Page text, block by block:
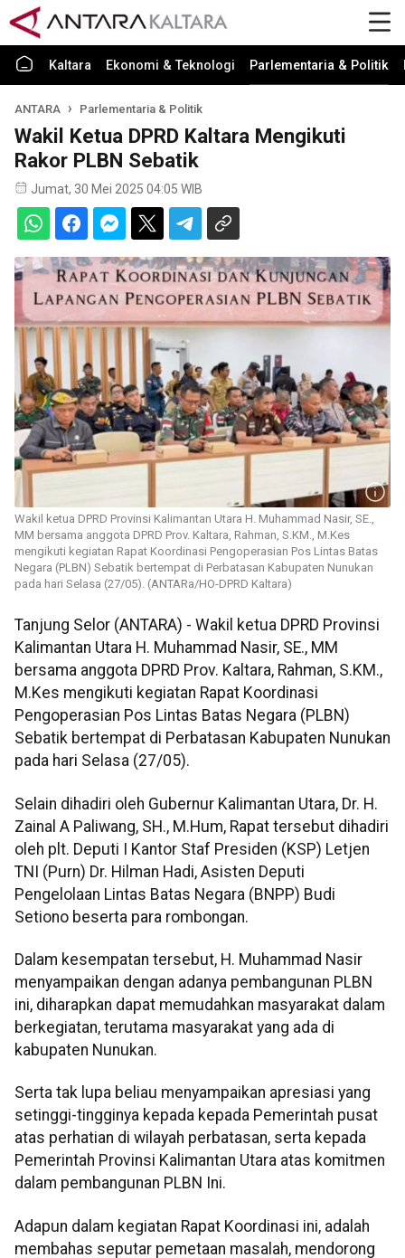
Kaltara Ekonomi & Teknologi Parlementaria & Politik
ANTARA Parlementaria & Politik
Wakil Ketua DPRD Kaltara Mengikuti
Rakor PLBN Sebatik
Jumat, 30 Mei 2025 04:05 WIB
Wakil ketua DPRD Provinsi Kalimantan Utara H. Muhammad Nasir, SE.,
MM bersama anggota DPRD Prov. Kaltara, Rahman, S.KM., M.Kes
mengikuti kegiatan Rapat Koordinasi Pengoperasian Pos Lintas Batas
Negara (PLBN) Sebatik bertempat di Perbatasan Kabupaten Nunukan
pada hari Selasa (27/05). (ANTARa/HO-DPRD Kaltara)
Tanjung Selor (ANTARA) - Wakil ketua DPRD Provinsi
Kalimantan Utara H. Muhammad Nasir, SE., MM
bersama anggota DPRD Prov. Kaltara, Rahman, S.KM.,
M.Kes mengikuti kegiatan Rapat Koordinasi
Pengoperasian Pos Lintas Batas Negara (PLBN)
Sebatik bertempat di Perbatasan Kabupaten Nunukan
pada hari Selasa (27/05).
Selain dihadiri oleh Gubernur Kalimantan Utara, Dr. H.
Zainal A Paliwang, SH., M.Hum, Rapat tersebut dihadiri
oleh plt. Deputi I Kantor Staf Presiden (KSP) Letjen
TNI (Purn) Dr. Hilman Hadi, Asisten Deputi
Pengelolaan Lintas Batas Negara (BNPP) Budi
Setiono beserta para rombongan.
Dalam kesempatan tersebut, H. Muhammad Nasir
menyampaikan dengan adanya pembangunan PLBN
ini, diharapkan dapat memudahkan masyarakat dalam
berkegiatan, terutama masyarakat yang ada di
kabupaten Nunukan.
Serta tak lupa beliau menyampaikan apresiasi yang
setinggi-tingginya kepada kepada Pemerintah pusat
atas perhatian di wilayah perbatasan, serta kepada
Pemerintah Provinsi Kalimantan Utara atas komitmen
dalam pembangunan PLBN Ini.
Adapun dalam kegiatan Rapat Koordinasi ini, adalah
membahas seputar pemetaan masalah, mendorong